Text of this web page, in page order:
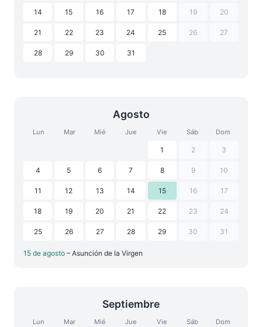
14 15 16 17 18 19 20
21 22 23 24 25 26 27
28 29 30 31
Agosto
Lun Mar Mié Jue Vie Sáb Dom
1 2 3
4 5 6 7 8 9 10
11 12 13 14 15 16 17
18 19 20 21 22 23 24
25 26 27 28 29 30 31
15 de agosto – Asunción de la Virgen
Septiembre
Lun Mar Mié Jue Vie Sáb Dom